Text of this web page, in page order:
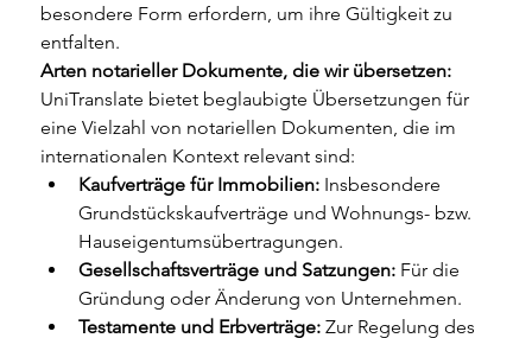
besondere Form erfordern, um ihre Gültigkeit zu
entfalten.
Arten notarieller Dokumente, die wir übersetzen:
UniTranslate bietet beglaubigte Übersetzungen für
eine Vielzahl von notariellen Dokumenten, die im
internationalen Kontext relevant sind:
Kaufverträge für Immobilien: Insbesondere
Grundstückskaufverträge und Wohnungs- bzw.
Hauseigentumsübertragungen.
Gesellschaftsverträge und Satzungen: Für die
Gründung oder Änderung von Unternehmen.
Testamente und Erbverträge: Zur Regelung des